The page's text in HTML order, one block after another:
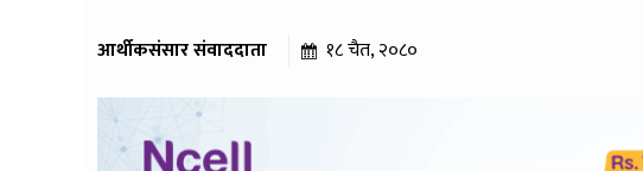
आर्थीकसंसार संवाददाता १८ चैत, २०८०